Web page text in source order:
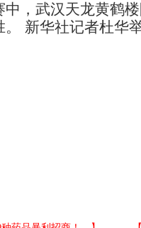
中，武汉天龙黄鹤
。 新华社记者杜华